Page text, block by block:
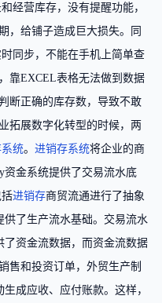
经营库存，没有提醒功能，
，给铺子造成巨大损失。同
同步，不能在手机上简单查
靠EXCEL表格无法做到数据
断正确的库存数，导致不敢
拓展数字化转型的时候，两
统。 进销存系统将企业的商
资金系统提供了交易流水底
进销存商贸流通进行了抽象
供了生产流水基础。交易流水
了资金流数据，而资金流数据
售和投资订单，外贸生产制
成应收、应付账款。这样，